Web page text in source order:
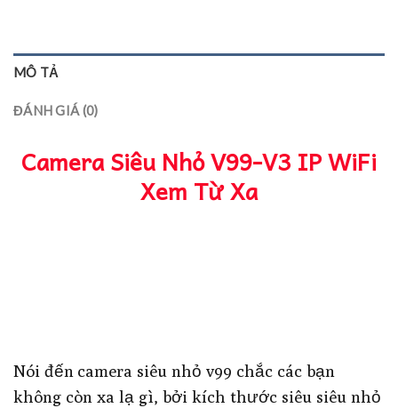
MÔ TẢ
ĐÁNH GIÁ (0)
Camera Siêu Nhỏ V99-V3 IP WiFi
Xem Từ Xa
Nói đến camera siêu nhỏ v99 chắc các bạn
không còn xa lạ gì, bởi kích thước siêu siêu nhỏ